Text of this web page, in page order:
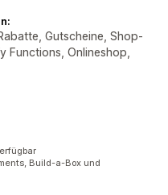
Gutscheine, Shop-
Functions, Onlineshop,
Build-a-Box und